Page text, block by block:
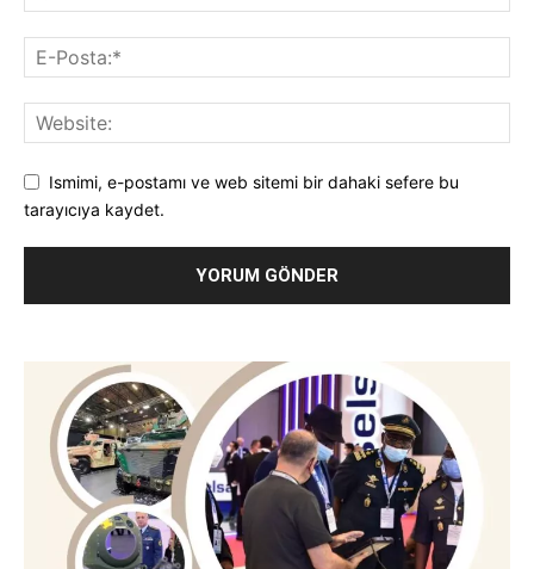
Ismimi, e-postamı ve web sitemi bir dahaki sefere bu
tarayıcıya kaydet.